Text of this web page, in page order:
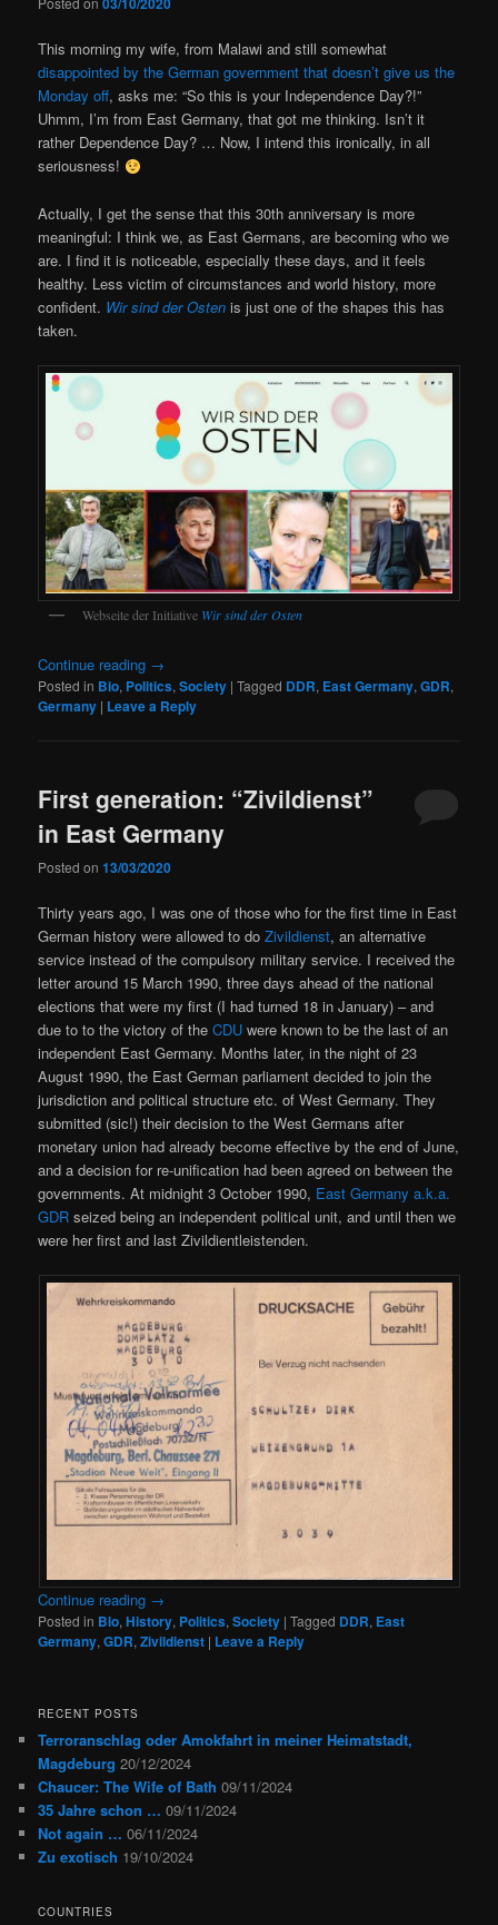
This morning my wife, from Malawi and still somewhat
disappointed by the German government that doesn’t give us the
Monday off, asks me: “So this is your Independence Day?!”
Uhmm, I’m from East Germany, that got me thinking. Isn’t it
rather Dependence Day? … Now, I intend this ironically, in all
seriousness!
Actually, I get the sense that this 30th anniversary is more
meaningful: I think we, as East Germans, are becoming who we
are. I find it is noticeable, especially these days, and it feels
healthy. Less victim of circumstances and world history, more
confident. Wir sind der Osten is just one of the shapes this has
taken.
Webseite der Initiative Wir sind der Osten
Continue reading →
Posted in Bio, Politics,Society |Tagged DDR, East Germany,GDR,
Germany | Leave a Reply
First generation: “Zivildienst”
in East Germany
Posted on13/03/2020
Thirty years ago, I was one of those who for the first time in East
German history were allowed to doZivildienst, an alternative
service instead of the compulsory military service. I received the
letter around 15 March 1990, three days ahead of the national
elections that were my first (I had turned 18 in January) – and
due to to the victory of theCDU were known to be the last of an
independent East Germany. Months later, in the night of 23
August 1990, the East German parliament decided to join the
jurisdiction and political structure etc. of West Germany. They
submitted (sic!) their decision to the West Germans after
monetary union had already become effective by the end of June,
and a decision for re-unification had been agreed on between the
governments. At midnight 3 October 1990, East Germany a.k.a.
GDR seized being an independent political unit, and until then we
were her first and last Zivildientleistenden.
Continue reading →
Posted in Bio,History, Politics,Society |Tagged DDR, East
Germany,GDR,Zivildienst | Leave a Reply
RECENT POSTS
Terroranschlag oder Amokfahrt in meiner Heimatstadt,
Magdeburg 20/12/2024
Chaucer: The Wife of Bath 09/11/2024
35 Jahre schon … 09/11/2024
Not again … 06/11/2024
Zu exotisch 19/10/2024
COUNTRIES